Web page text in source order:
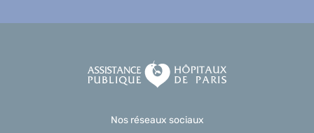
Nos réseaux sociaux